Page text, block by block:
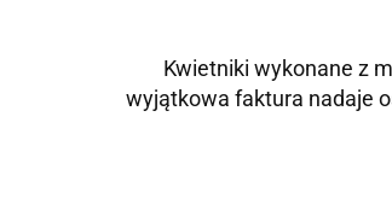
Kwietniki wykonane z
wyjątkowa faktura nadaje